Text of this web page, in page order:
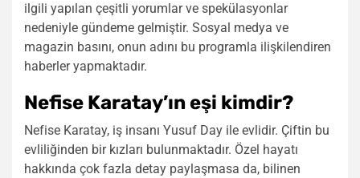
ilgili yapılan çeşitli yorumlar ve spekülasyonlar
nedeniyle gündeme gelmiştir. Sosyal medya ve
magazin basını, onun adını bu programla ilişkilendiren
haberler yapmaktadır.
Nefise Karatay’ın eşi kimdir?
Nefise Karatay, iş insanı Yusuf Day ile evlidir. Çiftin bu
evliliğinden bir kızları bulunmaktadır. Özel hayatı
hakkında çok fazla detay paylaşmasa da, bilinen